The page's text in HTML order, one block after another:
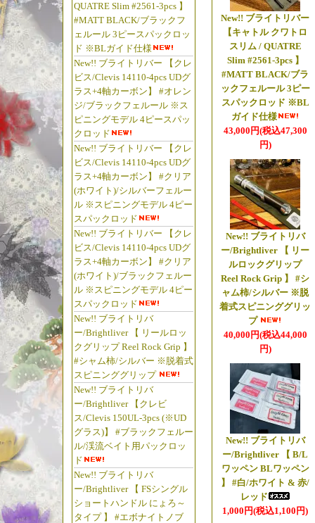
QUATRE Slim #2561-3pcs 】
#MATT BLACK/ブラックフ
ェルール 3ピースパックロッ
ド ※BLガイド仕様
New!! ブライトリバー 【クレ
ビス/Clevis 14110-4pcs UDグ
ラス+4軸カーボン】 #オレン
ジ/ブラックフェルール ※ス
ピニングモデル 4ピースパッ
クロッド
New!! ブライトリバー 【クレ
ビス/Clevis 14110-4pcs UDグ
ラス+4軸カーボン】 #クリア
(ホワイト)/シルバーフェルー
ル ※スピニングモデル 4ピー
スパックロッド
New!! ブライトリバー 【クレ
ビス/Clevis 14110-4pcs UDグ
ラス+4軸カーボン】 #クリア
(ホワイト)/ブラックフェルー
ル ※スピニングモデル 4ピー
スパックロッド
New!! ブライトリバ
ー/Brightliver 【 リールロッ
クグリップ Reel Rock Grip 】
#シャム柿/シルバー ※脱着式
スピニンググリップ
New!! ブライトリバ
ー/Brightliver 【クレビ
ス/Clevis 150UL-3pcs (※UD
グラス)】 #ブラックフェルー
ル/渓流ベイト用パックロッ
ド
New!! ブライトリバ
ー/Brightliver 【 FSシングル
ショートハンドル にょろ～
タイプ 】 #エボナイトノブ
#マットクロム/
たっ!!
まずは限定1台
品】
#マットクロム/
たっ!!
アベイルのカ
あれっ!!
☆2026年6
【◆アベイル/
【Avail 2501C
ト 】
#左ハンドル/レ
っ!!
【Avail 2501C
ト 】
#左ハンドル/レ
っ!!
リールの勉強
松屋・兄ぃ。
☆2026年5
【◆旧ザウルス/
【旧ザウルス製
【旧ザウルス製
【旧ザウルス製
【旧ザウルス
New!! ブライトリバー
【キャトル クワトロ
スリム / QUATRE
Slim #2561-3pcs 】
#MATT BLACK/ブラ
ックフェルール 3ピー
スパックロッド ※BL
ガイド仕様
43,000円(税込47,300
円)
New!! ブライトリバ
ー/Brightliver 【 リー
ルロックグリップ
Reel Rock Grip 】 #シ
ャム柿/シルバー ※脱
着式スピニンググリッ
プ
40,000円(税込44,000
円)
New!! ブライトリバ
ー/Brightliver 【 B/L
ワッペン BLワッペン
】 #白/ホワイト & 赤/
レッド
1,000円(税込1,100円)